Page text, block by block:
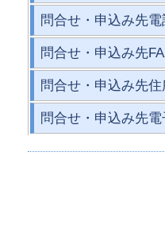
問合せ・申込み先電
問合せ・申込み先
問合せ・申込み先住
問合せ・申込み先